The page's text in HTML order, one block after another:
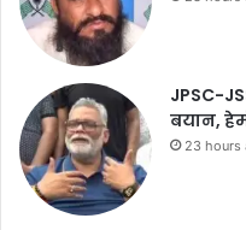
JPSC-
बयान,
23 hours